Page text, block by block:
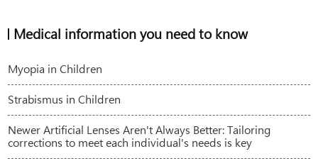
Medical information you need to know
Myopia in Children
Strabismus in Children
Newer Artificial Lenses Aren't Always Better: Tailoring
corrections to meet each individual's needs is key